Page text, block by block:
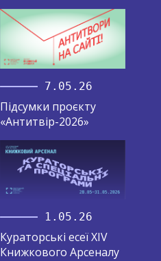
7.05.26
Підсумки проєкту
«Антитвір-2026»
1.05.26
Кураторські есеї XIV
Книжкового Арсеналу